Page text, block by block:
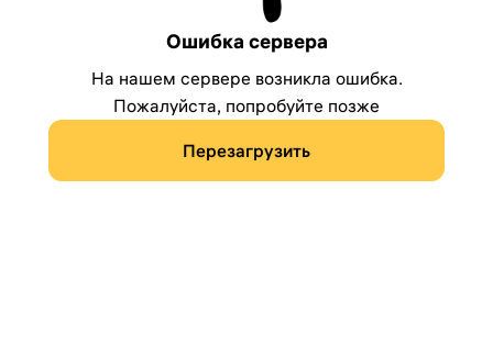
Ошибка сервера
На нашем сервере возникла ошибка.
Пожалуйста, попробуйте позже
Перезагрузить